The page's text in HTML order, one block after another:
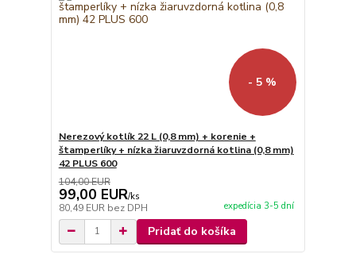
- 5 %
Nerezový kotlík 22 L (0,8 mm) + korenie +
štamperlíky + nízka žiaruvzdorná kotlina (0,8 mm)
42 PLUS 600
104,00 EUR
99,00 EUR/ks
80,49 EUR bez DPH expedícia 3-5 dní
Pridať do košíka